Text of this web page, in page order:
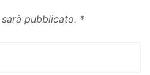
pubblicato. *